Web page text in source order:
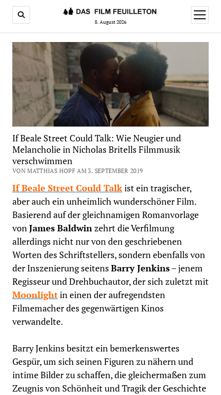
8. August 2026
Menü
öffnen
If Beale Street Could Talk: Wie Neugier und
Melancholie in Nicholas Britells Filmmusik
verschwimmen
VON MATTHIAS HOPF AM 3. SEPTEMBER 2019
If Beale Street Could Talkist ein tragischer,
aber auch ein unheimlich wunderschöner Film.
Basierend auf der gleichnamigen Romanvorlage
vonJames Baldwinzehrt die Verfilmung
allerdings nicht nur von den geschriebenen
Worten des Schriftstellers, sondern ebenfalls von
der Inszenierung seitens Barry Jenkins– jenem
Regisseur und Drehbuchautor, der sich zuletzt mit
Moonlightin einen der aufregendsten
Filmemacher des gegenwärtigen Kinos
verwandelte.
Barry Jenkins besitzt ein bemerkenswertes
Gespür, um sich seinen Figuren zu nähern und
intime Bilder zu schaffen, die gleichermaßen zum
Zeugnis von Schönheit und Tragik der Geschichte